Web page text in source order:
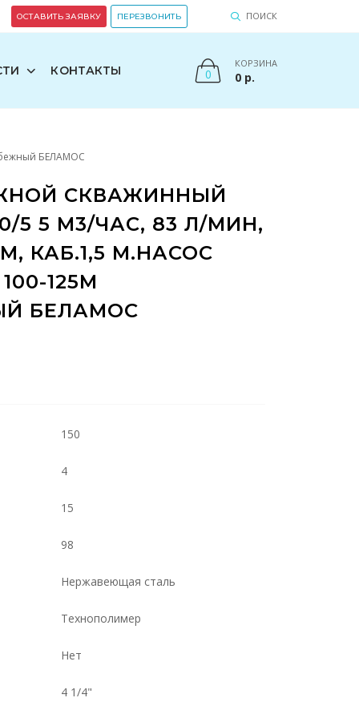
ОСТАВИТЬ ЗАЯВКУ ПЕРЕЗВОНИТЬ ПОИСК
КОНТАКТЫ 0
КОРЗИНА
0 р.
БЕЛАМОС
СКВАЖИННЫЙ
5 5 М3/ЧАС, 83 Л/МИН,
КАБ.1,5 М.НАСОС
125М
БЕЛАМОС
150
4
15
98
Нержавеющая сталь
Технополимер
Нет
4 1/4"